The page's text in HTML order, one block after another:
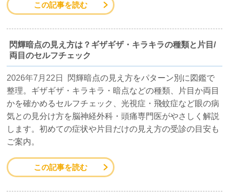
この記事を読む
閃輝暗点の見え方は？ギザギザ・キラキラの種類と片目/
両目のセルフチェック
2026年7月22日
閃輝暗点の見え方をパターン別に図鑑で
整理。ギザギザ・キラキラ・暗点などの種類、片目か両目
かを確かめるセルフチェック、光視症・飛蚊症など眼の病
気との見分け方を脳神経外科・頭痛専門医がやさしく解説
します。初めての症状や片目だけの見え方の受診の目安も
ご案内。
この記事を読む